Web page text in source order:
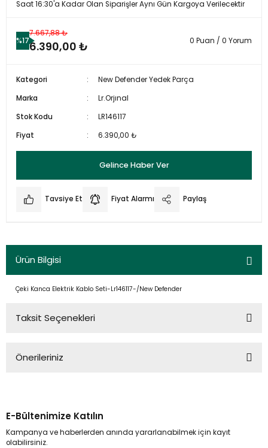
Saat 16:30'a Kadar Olan Siparişler Aynı Gün Kargoya Verilecektir
%17
7.667,88 ₺
6.390,00 ₺ 0 Puan / 0 Yorum
Kategori
New Defender Yedek Parça
Marka
Lr.Orjınal
Stok Kodu
LR146117
Fiyat
6.390,00 ₺
Gelince Haber Ver
Tavsiye Et Fiyat Alarmı Paylaş
Ürün Bilgisi
Çeki Kanca Elektrik Kablo Seti-Lr146117-/New Defender
Taksit Seçenekleri
Önerileriniz
kullanarak tarafımıza iletebilirsiniz.
Görüş ve önerileriniz için teşekkür ederiz.
E-Bültenimize Katılın
Kampanya ve haberlerden anında yararlanabilmek için kayıt
olabilirsiniz.